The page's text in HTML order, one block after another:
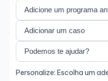
Personalize: Escolha um